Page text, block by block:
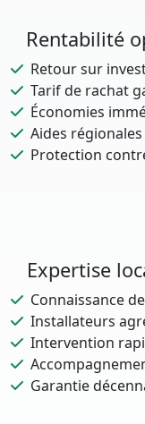
Rentabilité
Retour sur
Tarif de rachat
Économies
Aides
Protection
Expertise
Connaissance
Installateurs
Intervention
Garantie